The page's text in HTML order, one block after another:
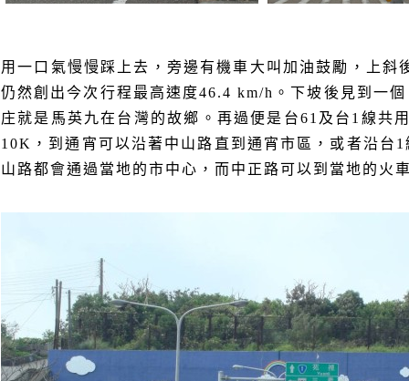
用一口氣慢慢踩上去，旁邊有機車大叫加油鼓勵，上斜
仍然創出今次行程最 高速度46.4 km/h 。下坡後見到一
庄就是馬英九在台灣的故鄉。再過便是台61 及台 1 線共
10K ，到通宵可以沿著中山路直到通宵市區，或者沿台 1
山路都會通過當地的市中心，而中正路可以到當地的火車